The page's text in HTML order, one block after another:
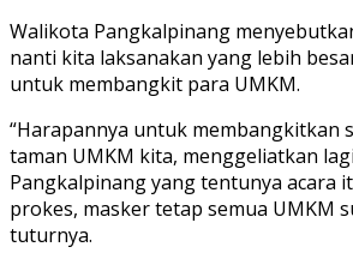
Walikota Pangkalpinang
nanti kita laksanakan yang lebih
untuk membangkit para UMKM.
“Harapannya untuk membangkitkan
taman UMKM kita, menggeliatkan
Pangkalpinang yang tentunya acara
prokes, masker tetap semua UMKM
tuturnya.